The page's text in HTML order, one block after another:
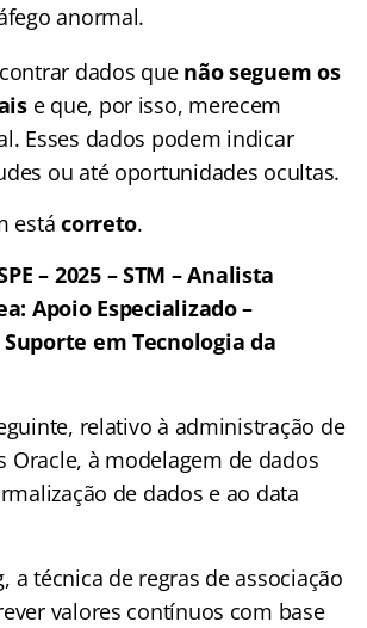
anormal.
dados que não seguem os
e que, por isso, merecem
Esses dados podem indicar
ou até oportunidades ocultas.
estácorreto.
– 2025 – STM – Analista
Apoio Especializado –
em Tecnologia da
relativo à administração de
Oracle, à modelagem de dados
de dados e ao data
a técnica de regras de associação
valores contínuos com base